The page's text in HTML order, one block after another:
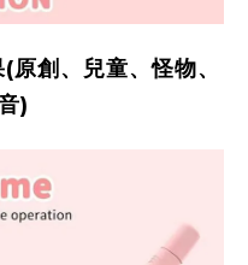
創、兒童、怪物、
)